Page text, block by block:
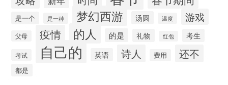
是一个 是一种 梦幻西游 汤圆 温度 游戏
父母 疫情 的人 的是 礼物 红包 考生
考试 自己的 英语 诗人 费用 还不
都是